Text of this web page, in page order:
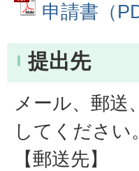
申請書（
提出先
メール、郵送
してください。
【郵送先】